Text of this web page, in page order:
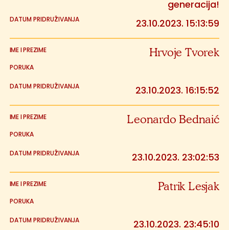
generacija!
23.10.2023. 15:13:59
Hrvoje Tvorek
23.10.2023. 16:15:52
Leonardo Bednaić
23.10.2023. 23:02:53
Patrik Lesjak
23.10.2023. 23:45:10